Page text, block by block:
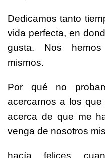
Dedicamos tanto
vida perfecta, en
gusta. Nos
mismos.
Por qué no
acercarnos a los
acerca de que me
venga de nosotros